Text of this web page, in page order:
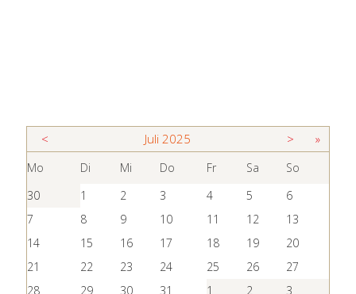
< Juli 2025 > »
Mo Di Mi Do Fr Sa
So
30
1 2 3 4 5
6
7
8 9 10 11 12
13
14
15 16 17 18 19
20
21
22 23 24 25 26
27
28
29 30 31 1 2 3